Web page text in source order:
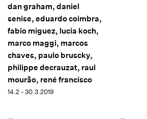
dan graham, daniel
senise, eduardo coimbra,
fabio miguez, lucia koch,
marco maggi, marcos
chaves, paulo bruscky,
philippe decrauzat, raul
mourão, rené francisco
14.2 - 30.3.2019